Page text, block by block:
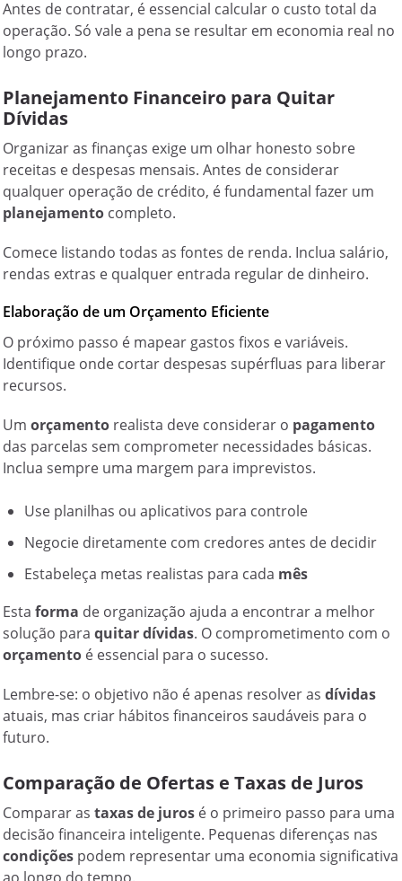
Antes de contratar, é essencial calcular o custo total da
operação. Só vale a pena se resultar em economia real no
longo prazo.
Planejamento Financeiro para Quitar
Dívidas
Organizar as finanças exige um olhar honesto sobre
receitas e despesas mensais. Antes de considerar
qualquer operação de crédito, é fundamental fazer um
planejamento completo.
Comece listando todas as fontes de renda. Inclua salário,
rendas extras e qualquer entrada regular de dinheiro.
Elaboração de um Orçamento Eficiente
O próximo passo é mapear gastos fixos e variáveis.
Identifique onde cortar despesas supérfluas para liberar
recursos.
Umorçamento realista deve considerar o pagamento
das parcelas sem comprometer necessidades básicas.
Inclua sempre uma margem para imprevistos.
Use planilhas ou aplicativos para controle
Negocie diretamente com credores antes de decidir
Estabeleça metas realistas para cada mês
Estaforma de organização ajuda a encontrar a melhor
solução paraquitar dívidas. O comprometimento com o
orçamento é essencial para o sucesso.
Lembre-se: o objetivo não é apenas resolver asdívidas
atuais, mas criar hábitos financeiros saudáveis para o
futuro.
Comparação de Ofertas e Taxas de Juros
Comparar astaxas de juros é o primeiro passo para uma
decisão financeira inteligente. Pequenas diferenças nas
condições podem representar uma economia significativa